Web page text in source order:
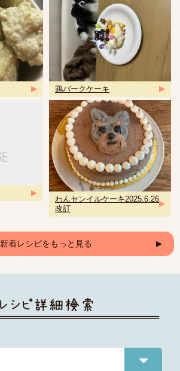
鶏バークケーキ
わんセンイルケーキ2025.6.26
改訂
新着レシピをもっと見る